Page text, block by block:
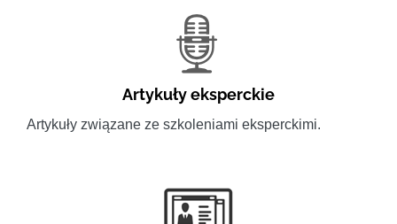
Artykuły eksperckie
Artykuły związane ze szkoleniami eksperckimi.